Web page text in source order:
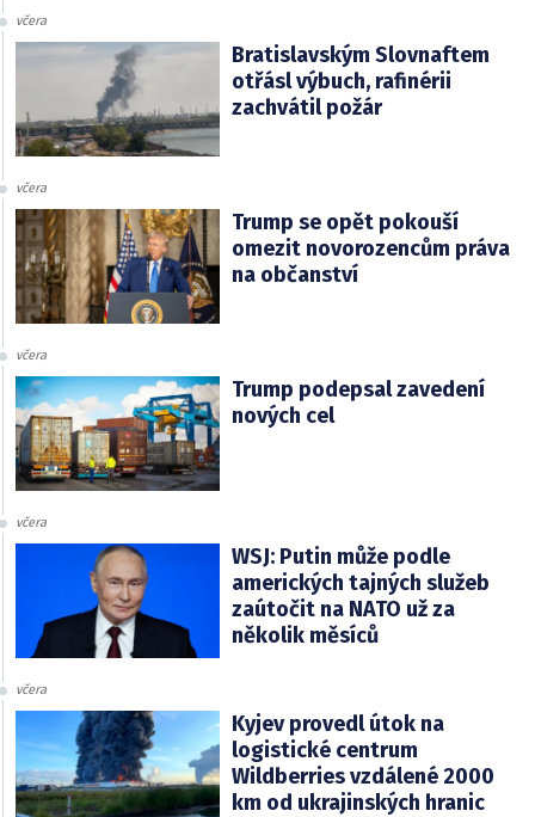
včera
Bratislavským Slovnaftem
otřásl výbuch, rafinérii
zachvátil požár
včera
Trump se opět pokouší
omezit novorozencům práva
na občanství
včera
Trump podepsal zavedení
nových cel
včera
WSJ: Putin může podle
amerických tajných služeb
zaútočit na NATO už za
několik měsíců
včera
Kyjev provedl útok na
logistické centrum
Wildberries vzdálené 2000
km od ukrajinských hranic